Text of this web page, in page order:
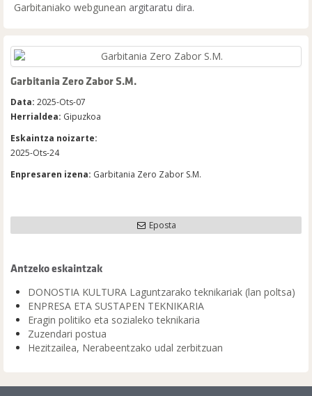
Garbitaniako webgunean argitaratu dira.
Garbitania Zero Zabor S.M.
Data: 2025-Ots-07
Herrialdea: Gipuzkoa
Eskaintza noizarte:
2025-Ots-24
Enpresaren izena: Garbitania Zero Zabor S.M.
Eposta
Antzeko eskaintzak
DONOSTIA KULTURA Laguntzarako teknikariak (lan poltsa)
ENPRESA ETA SUSTAPEN TEKNIKARIA
Eragin politiko eta sozialeko teknikaria
Zuzendari postua
Hezitzailea, Nerabeentzako udal zerbitzuan